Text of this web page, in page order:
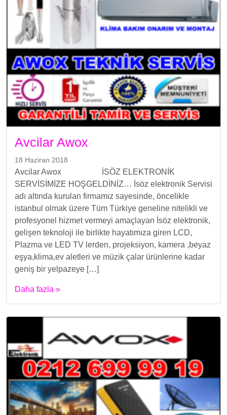
Avcilar Awox
18 Haziran 2018
Avcilar Awox İSÖZ ELEKTRONİK
SERVİSİMİZE HOŞGELDİNİZ… İsöz elektronik Servisi
adı altında kurulan firmamız sayesinde, öncelikle
istanbul olmak üzere Tüm Türkiye geneline nitelikli ve
profesyonel hizmet vermeyi amaçlayan İsöz elektronik,
gelişen teknoloji ile birlikte hayatımıza giren LCD,
Plazma ve LED TV lerden, projeksiyon, kamera ,beyaz
eşya,klima,ev aletleri ve müzik çalar ürünlerine kadar
geniş bir yelpazeye […]
Daha fazla »